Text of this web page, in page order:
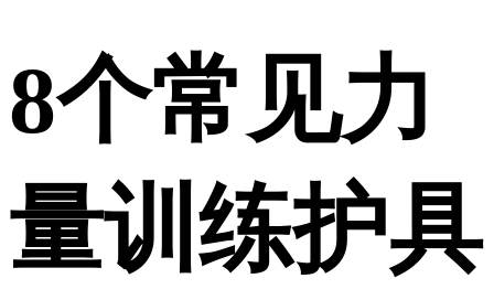
8个常见力
量训练护具